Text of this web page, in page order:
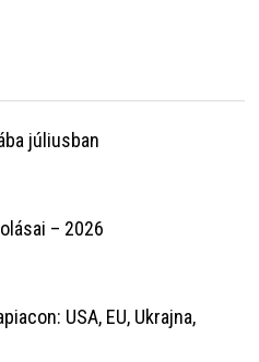
júliusban
– 2026
USA, EU, Ukrajna,